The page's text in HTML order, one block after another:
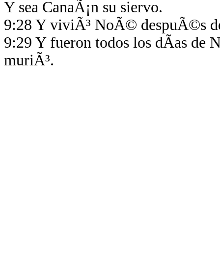
Y sea CanaÃ¡n su siervo.
9:28 Y viviÃ³ NoÃ© despuÃ©s
9:29 Y fueron todos los dÃ­as de
muriÃ³.